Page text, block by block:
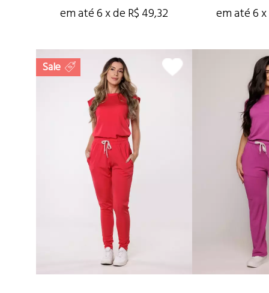
em até 6 x de R$ 49,32 em até 6
Sale